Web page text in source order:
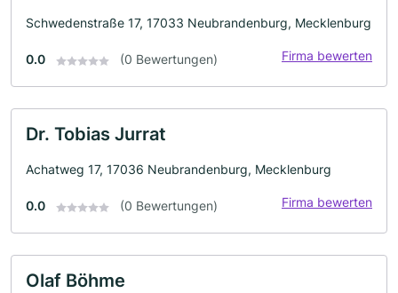
Schwedenstraße 17, 17033 Neubrandenburg, Mecklenburg
0.0 (0 Bewertungen) Firma bewerten
Dr. Tobias Jurrat
Achatweg 17, 17036 Neubrandenburg, Mecklenburg
0.0 (0 Bewertungen) Firma bewerten
Olaf Böhme